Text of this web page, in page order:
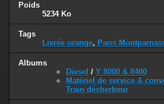
Poids
5234 Ko
Tags
Livrée orange, Paris
Albums
Diesel / Y 8000 & 8400
Matériel de service &
Train désherbeur